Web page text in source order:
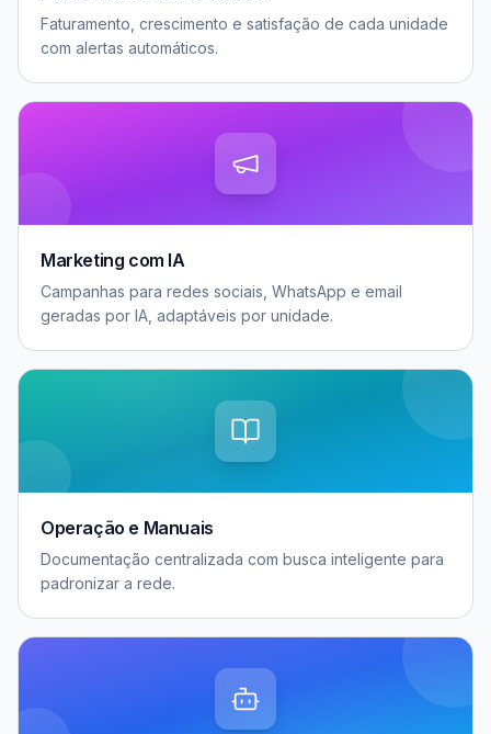
Faturamento, crescimento e satisfação de cada unidade
com alertas automáticos.
Marketing com IA
Campanhas para redes sociais, WhatsApp e email
geradas por IA, adaptáveis por unidade.
Operação e Manuais
Documentação centralizada com busca inteligente para
padronizar a rede.